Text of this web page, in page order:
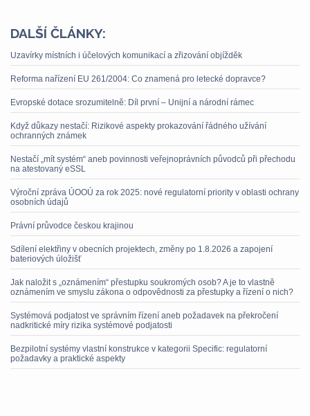
DALŠÍ ČLÁNKY:
Uzavírky místních i účelových komunikací a zřizování objížděk
Reforma nařízení EU 261/2004: Co znamená pro letecké dopravce?
Evropské dotace srozumitelně: Díl první – Unijní a národní rámec
Když důkazy nestačí: Rizikové aspekty prokazování řádného užívání
ochranných známek
Nestačí „mít systém“ aneb povinnosti veřejnoprávních původců při přechodu
na atestovaný eSSL
Výroční zpráva ÚOOÚ za rok 2025: nové regulatorní priority v oblasti ochrany
osobních údajů
Právní průvodce českou krajinou
Sdílení elektřiny v obecních projektech, změny po 1.8.2026 a zapojení
bateriových úložišť
Jak naložit s „oznámením“ přestupku soukromých osob? A je to vlastně
oznámením ve smyslu zákona o odpovědnosti za přestupky a řízení o nich?
Systémová podjatost ve správním řízení aneb požadavek na překročení
nadkritické míry rizika systémové podjatosti
Bezpilotní systémy vlastní konstrukce v kategorii Specific: regulatorní
požadavky a praktické aspekty